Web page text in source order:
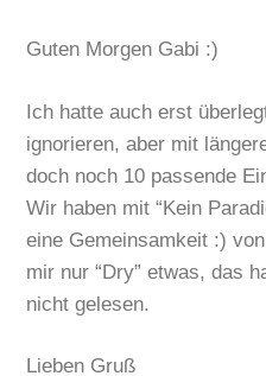
Guten Morgen Gabi :)
Ich hatte auch erst
ignorieren, aber mit
doch noch 10 passende
Wir haben mit “Kein
eine Gemeinsamkeit :)
mir nur “Dry” etwas, das
nicht gelesen.
Lieben Gruß